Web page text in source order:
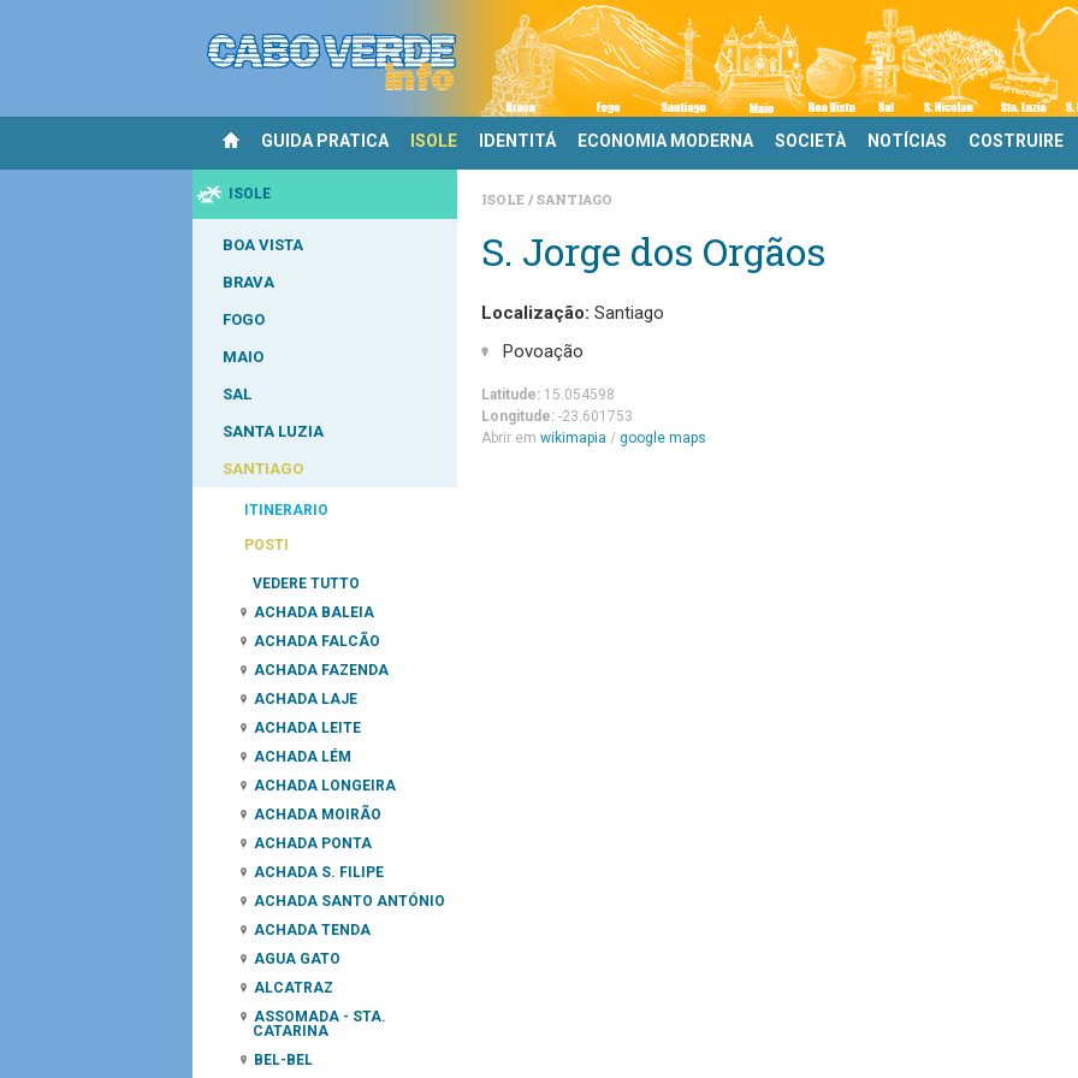
GUIDA PRATICA ISOLE IDENTITÁ ECONOMIA MODERNA SOCIETÀ NOTÍCIAS COSTRUIRE
ISOLE
BOA VISTA
BRAVA
FOGO
MAIO
SAL
SANTA LUZIA
SANTIAGO
ITINERARIO
POSTI
VEDERE TUTTO
ACHADA BALEIA
ACHADA FALCÃO
ACHADA FAZENDA
ACHADA LAJE
ACHADA LEITE
ACHADA LÉM
ACHADA LONGEIRA
ACHADA MOIRÃO
ACHADA PONTA
ACHADA S. FILIPE
ACHADA SANTO ANTÓNIO
ACHADA TENDA
AGUA GATO
ALCATRAZ
ASSOMADA - STA.
CATARINA
BEL-BEL
ISOLE SANTIAGO
S. Jorge dos Orgãos
Localização: Santiago
Povoação
Latitude: 15.054598
Longitude: -23.601753
Abrir em wikimapia / google maps